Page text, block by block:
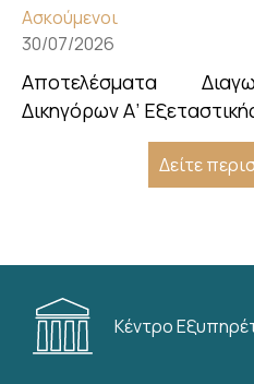
Ασκούμενοι
30/07/2026
Αποτελέσματα
Δικηγόρων Α’
Δείτε
Κέντρο